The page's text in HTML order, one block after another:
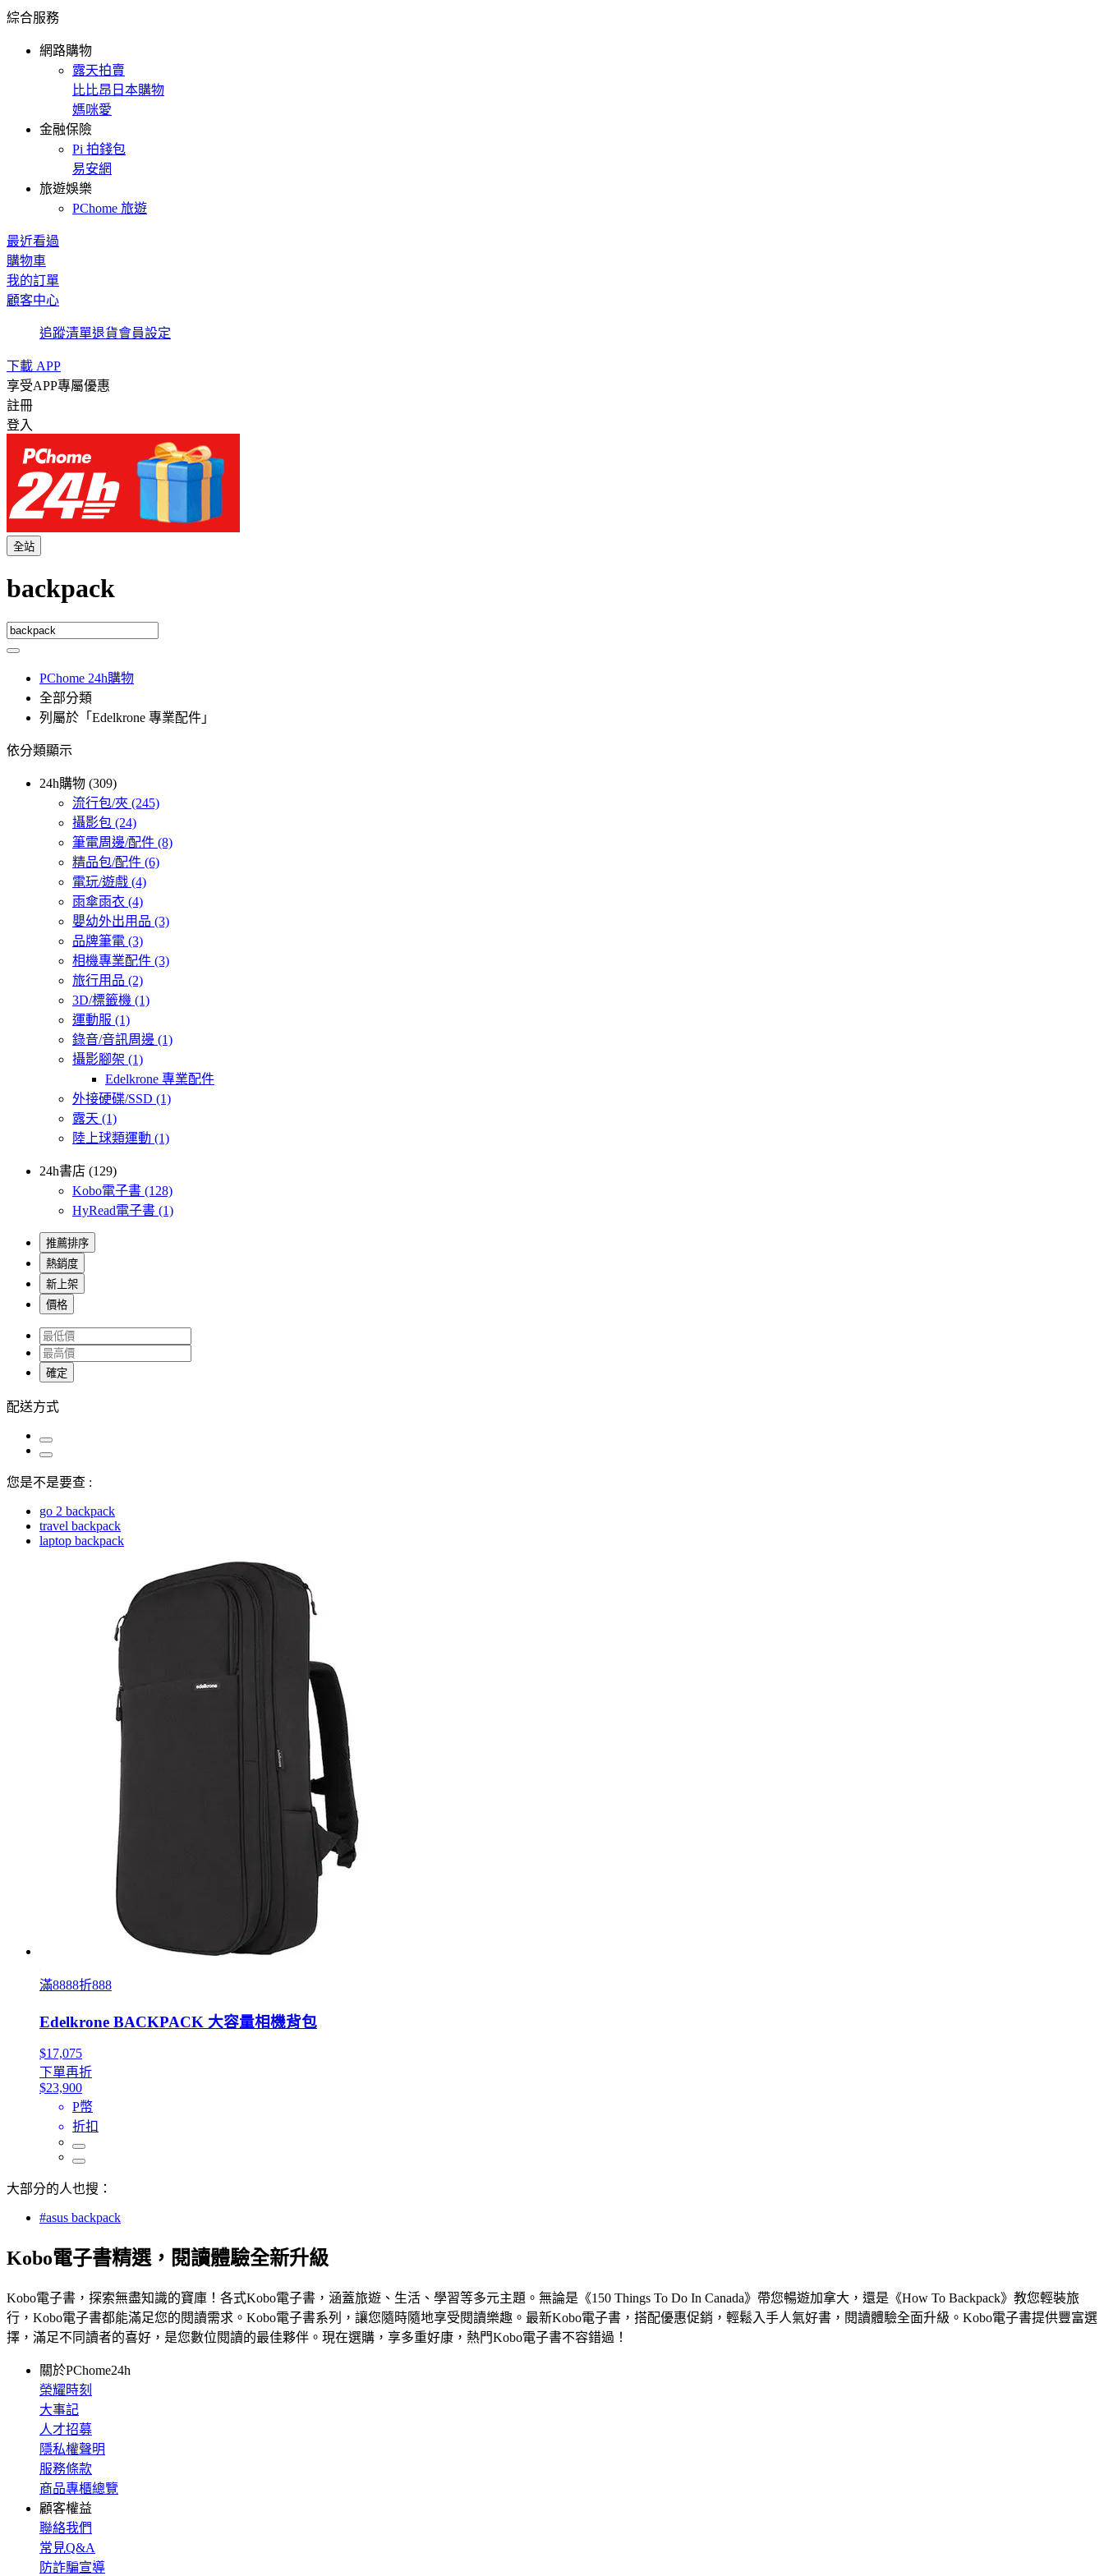
綜合服務
網路購物
露天拍賣
比比昂日本購物
媽咪愛
金融保險
Pi 拍錢包
易安網
旅遊娛樂
PChome 旅遊
最近看過
購物車
我的訂單
顧客中心
追蹤清單退貨會員設定
下載 APP
享受APP專屬優惠
註冊
登入
全站
backpack
PChome 24h購物
全部分類
列屬於「Edelkrone 專業配件」
依分類顯示
24h購物 (309)
流行包/夾 (245)
攝影包 (24)
筆電周邊/配件 (8)
精品包/配件 (6)
電玩/遊戲 (4)
雨傘雨衣 (4)
嬰幼外出用品 (3)
品牌筆電 (3)
相機專業配件 (3)
旅行用品 (2)
3D/標籤機 (1)
運動服 (1)
錄音/音訊周邊 (1)
攝影腳架 (1)
Edelkrone 專業配件
外接硬碟/SSD (1)
露天 (1)
陸上球類運動 (1)
24h書店 (129)
Kobo電子書 (128)
HyRead電子書 (1)
推薦排序
熱銷度
新上架
價格
確定
配送方式
您是不是要查 :
go 2 backpack
travel backpack
laptop backpack
滿8888折888
Edelkrone BACKPACK 大容量相機背包
$17,075
下單再折
$23,900
P幣
折扣
大部分的人也搜：
#asus backpack
Kobo電子書精選，閱讀體驗全新升級
Kobo電子書，探索無盡知識的寶庫！各式Kobo電子書，涵蓋旅遊、生活、學習等多元主題。無論是《150 Things To Do In Canada》帶您暢遊加拿大，還是《How To Backpack》教您輕裝旅
行，Kobo電子書都能滿足您的閱讀需求。Kobo電子書系列，讓您隨時隨地享受閱讀樂趣。最新Kobo電子書，搭配優惠促銷，輕鬆入手人氣好書，閱讀體驗全面升級。Kobo電子書提供豐富選
擇，滿足不同讀者的喜好，是您數位閱讀的最佳夥伴。現在選購，享多重好康，熱門Kobo電子書不容錯過！
關於PChome24h
榮耀時刻
大事記
人才招募
隱私權聲明
服務條款
商品專櫃總覽
顧客權益
聯絡我們
常見Q&A
防詐騙宣導